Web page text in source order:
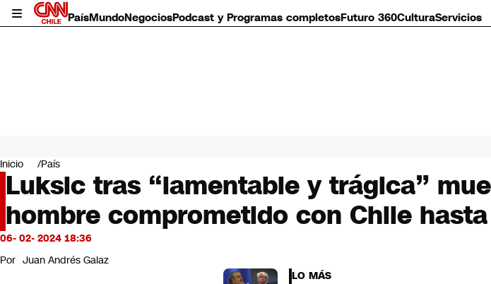
PaísMundoNegociosPodcast y Programas completosFuturo 360CulturaServicios
Mundo
Negocios
Deportes
Programas completos
Cultura
Servicios
Bits
CNN Data
Inicio País
Luksic tras “lamentable y trágica”
hombre comprometido con Chile
06- 02- 2024 18:36
Por Juan Andrés Galaz
LO MÁS